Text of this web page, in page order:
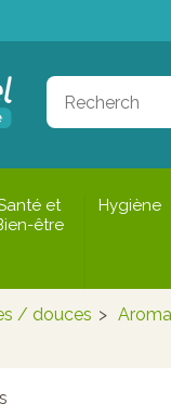
et
être
Hygiène
/ douces >